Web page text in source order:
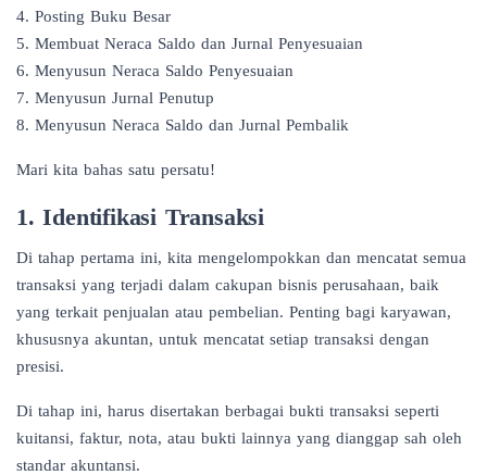
4. Posting Buku Besar
5. Membuat Neraca Saldo dan Jurnal Penyesuaian
6. Menyusun Neraca Saldo Penyesuaian
7. Menyusun Jurnal Penutup
8. Menyusun Neraca Saldo dan Jurnal Pembalik
Mari kita bahas satu persatu!
1. Identifikasi Transaksi
Di tahap pertama ini, kita mengelompokkan dan mencatat semua
transaksi yang terjadi dalam cakupan bisnis perusahaan, baik
yang terkait penjualan atau pembelian. Penting bagi karyawan,
khususnya akuntan, untuk mencatat setiap transaksi dengan
presisi.
Di tahap ini, harus disertakan berbagai bukti transaksi seperti
kuitansi, faktur, nota, atau bukti lainnya yang dianggap sah oleh
standar akuntansi.